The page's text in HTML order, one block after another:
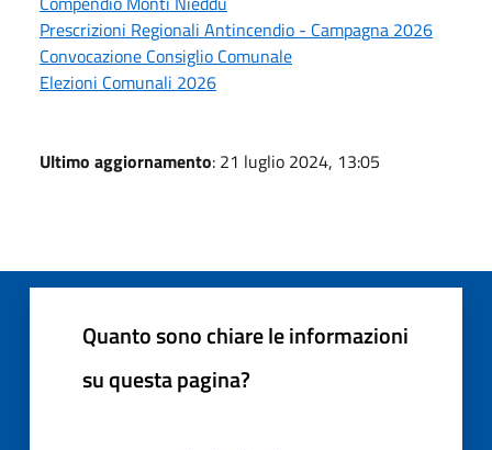
Prescrizioni Regionali Antincendio - Campagna 2026
Convocazione Consiglio Comunale
Elezioni Comunali 2026
Ultimo aggiornamento: 21 luglio 2024, 13:05
Quanto sono chiare le informazioni
su questa pagina?